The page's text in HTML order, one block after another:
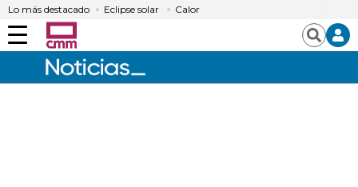
Lo más destacado Eclipse solar Calor
Menú Buscar